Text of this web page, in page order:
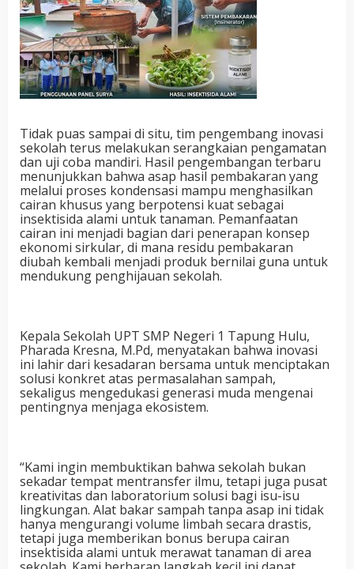
Tidak puas sampai di situ, tim pengembang inovasi
sekolah terus melakukan serangkaian pengamatan
dan uji coba mandiri. Hasil pengembangan terbaru
menunjukkan bahwa asap hasil pembakaran yang
melalui proses kondensasi mampu menghasilkan
cairan khusus yang berpotensi kuat sebagai
insektisida alami untuk tanaman. Pemanfaatan
cairan ini menjadi bagian dari penerapan konsep
ekonomi sirkular, di mana residu pembakaran
diubah kembali menjadi produk bernilai guna untuk
mendukung penghijauan sekolah.
Kepala Sekolah UPT SMP Negeri 1 Tapung Hulu,
Pharada Kresna, M.Pd, menyatakan bahwa inovasi
ini lahir dari kesadaran bersama untuk menciptakan
solusi konkret atas permasalahan sampah,
sekaligus mengedukasi generasi muda mengenai
pentingnya menjaga ekosistem.
“Kami ingin membuktikan bahwa sekolah bukan
sekadar tempat mentransfer ilmu, tetapi juga pusat
kreativitas dan laboratorium solusi bagi isu-isu
lingkungan. Alat bakar sampah tanpa asap ini tidak
hanya mengurangi volume limbah secara drastis,
tetapi juga memberikan bonus berupa cairan
insektisida alami untuk merawat tanaman di area